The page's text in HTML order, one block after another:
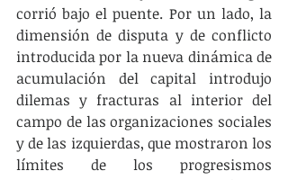
corrió bajo el puente. Por un lado, la
dimensión de disputa y de conflicto
introducida por la nueva dinámica de
acumulación del capital introdujo
dilemas y fracturas al interior del
campo de las organizaciones sociales
y de las izquierdas, que mostraron los
límites de los progresismos